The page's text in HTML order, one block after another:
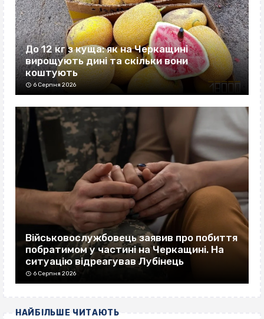
До 12 кг з куща: як на Черкащині
вирощують дині та скільки вони
коштують
6 Серпня 2026
Військовослужбовець заявив про побиття
побратимом у частині на Черкащині. На
ситуацію відреагував Лубінець
6 Серпня 2026
НАЙБІЛЬШЕ ЧИТАЮТЬ